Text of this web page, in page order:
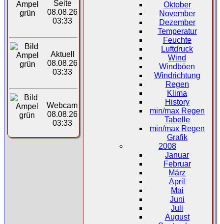
Seite
08.08.26
03:33
Aktuell
08.08.26
03:33
Webcam
08.08.26
03:33
Oktober
November
Dezember
Temperatur
Feuchte
Luftdruck
Wind
Windböen
Windrichtung
Regen
Klima
History
min/max Regen
Tabelle
min/max Regen
Grafik
2008
Januar
Februar
März
April
Mai
Juni
Juli
August